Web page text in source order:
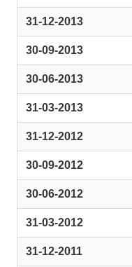
31-12-2013
30-09-2013
30-06-2013
31-03-2013
31-12-2012
30-09-2012
30-06-2012
31-03-2012
31-12-2011